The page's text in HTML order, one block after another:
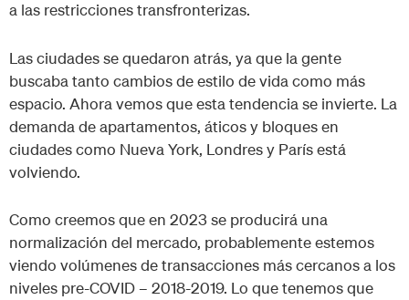
a las restricciones transfronterizas.
Las ciudades se quedaron atrás, ya que la gente
buscaba tanto cambios de estilo de vida como más
espacio. Ahora vemos que esta tendencia se invierte. La
demanda de apartamentos, áticos y bloques en
ciudades como Nueva York, Londres y París está
volviendo.
Como creemos que en 2023 se producirá una
normalización del mercado, probablemente estemos
viendo volúmenes de transacciones más cercanos a los
niveles pre-COVID – 2018-2019. Lo que tenemos que